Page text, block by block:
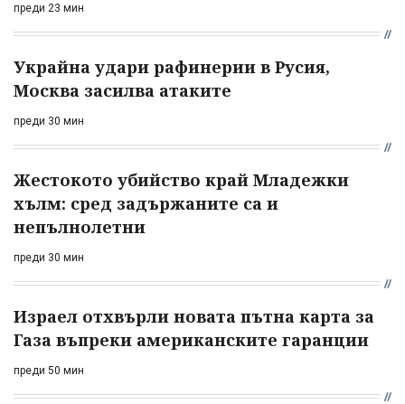
преди 23 мин
Украйна удари рафинерии в Русия,
Москва засилва атаките
преди 30 мин
Жестокото убийство край Младежки
хълм: сред задържаните са и
непълнолетни
преди 30 мин
Израел отхвърли новата пътна карта за
Газа въпреки американските гаранции
преди 50 мин